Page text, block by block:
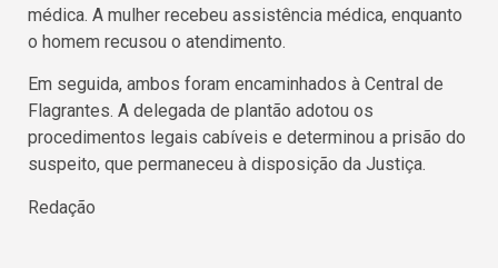
médica. A mulher recebeu assistência médica, enquanto
o homem recusou o atendimento.
Em seguida, ambos foram encaminhados à Central de
Flagrantes. A delegada de plantão adotou os
procedimentos legais cabíveis e determinou a prisão do
suspeito, que permaneceu à disposição da Justiça.
Redação